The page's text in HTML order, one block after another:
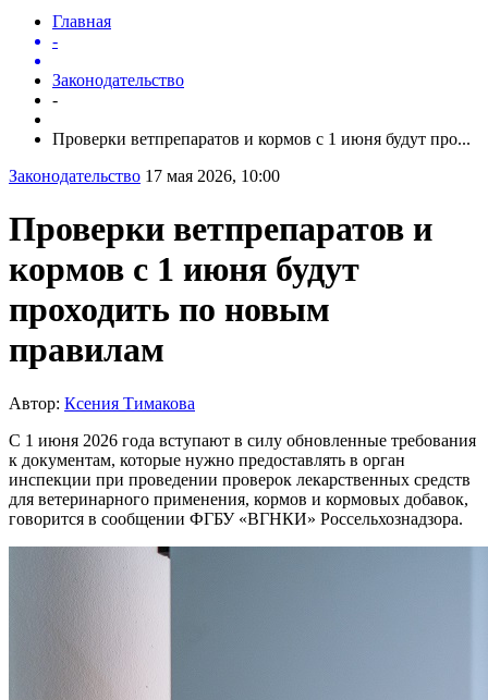
Главная
-
Законодательство
-
Проверки ветпрепаратов и кормов с 1 июня будут про...
Законодательство 17 мая 2026, 10:00
Проверки ветпрепаратов и
кормов с 1 июня будут
проходить по новым
правилам
Автор: Ксения Тимакова
С 1 июня 2026 года вступают в силу обновленные требования
к документам, которые нужно предоставлять в орган
инспекции при проведении проверок лекарственных средств
для ветеринарного применения, кормов и кормовых добавок,
говорится в сообщении ФГБУ «ВГНКИ» Россельхознадзора.